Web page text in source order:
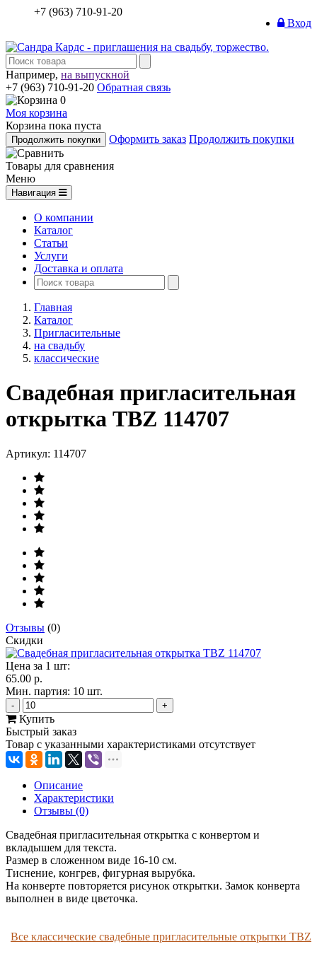
+7 (963) 710-91-20
Вход
Например, на выпускной
+7 (963) 710-91-20 Обратная связь
0
Моя корзина
Корзина пока пуста
Продолжить покупки Оформить заказ Продолжить покупки
Товары для сравнения
Меню
Навигация
О компании
Каталог
Статьи
Услуги
Доставка и оплата
Главная
Каталог
Пригласительные
на свадьбу
классические
Свадебная пригласительная
открытка TBZ 114707
Артикул: 114707
Отзывы (0)
Скидки
Цена за 1 шт:
65.00 р.
Мин. партия: 10 шт.
- +
Купить
Быстрый заказ
Товар с указанными характеристиками отсутствует
Описание
Характеристики
Отзывы (0)
Свадебная пригласительная открытка с конвертом и
вкладышем для текста.
Размер в сложенном виде 16-10 см.
Тиснение, конгрев, фигурная вырубка.
На конверте повторяется рисунок открытки. Замок конверта
выполнен в виде цветочка.
Все классические свадебные пригласительные открытки TBZ